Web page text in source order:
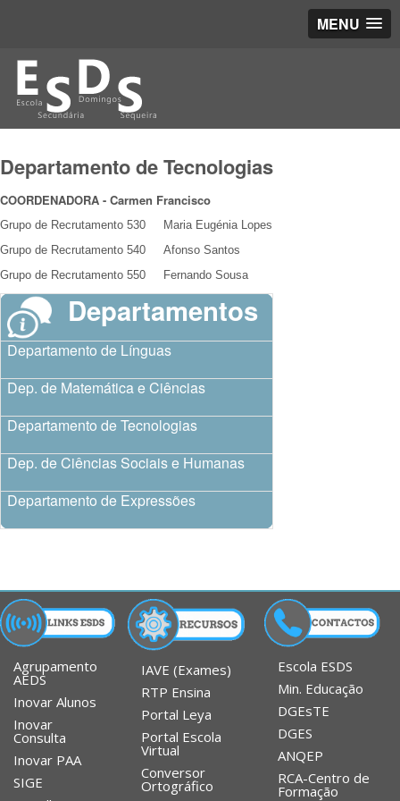
MENU
Departamento de Tecnologias
COORDENADORA - Carmen Francisco
Grupo de Recrutamento 530 Maria Eugénia Lopes
Grupo de Recrutamento 540 Afonso Santos
Grupo de Recrutamento 550 Fernando Sousa
Departamentos
Departamento de Línguas
Dep. de Matemática e Ciências
Departamento de Tecnologias
Dep. de Ciências Sociais e Humanas
Departamento de Expressões
Agrupamento
AEDS
Inovar Alunos
Inovar
Consulta
Inovar PAA
SIGE
IAVE (Exames)
RTP Ensina
Portal Leya
Portal Escola
Virtual
Conversor
Ortográfico
Escola ESDS
Min. Educação
DGEsTE
DGES
ANQEP
RCA-Centro de
Formação